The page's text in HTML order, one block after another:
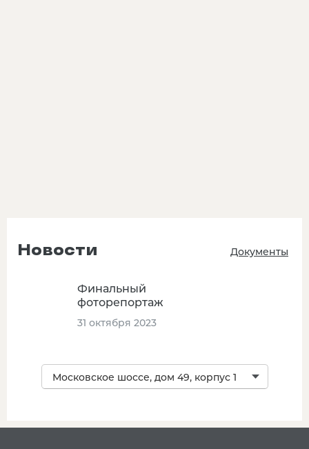
Новости
Финальный
фоторепортаж
31 октября 2023
Московское шоссе, дом 49, корпус 1
Документы